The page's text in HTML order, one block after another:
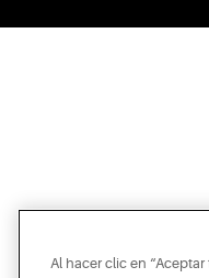
Al hacer clic en